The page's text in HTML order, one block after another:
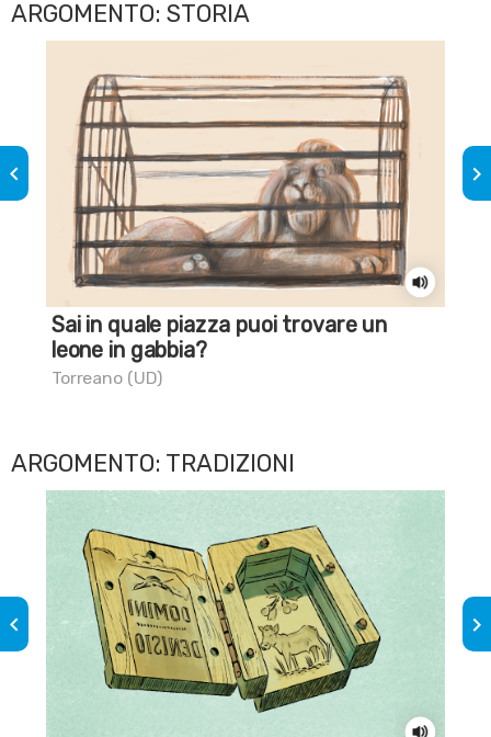
ARGOMENTO: STORIA
Sai in quale piazza puoi trovare un
leone in gabbia?
Torreano (UD)
keyboard_arrow_left keyboard_arrow_right
ARGOMENTO: TRADIZIONI
keyboard_arrow_left keyboard_arrow_right